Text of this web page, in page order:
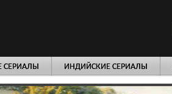
СЕРИАЛЫ ИНДИЙСКИЕ СЕРИАЛЫ